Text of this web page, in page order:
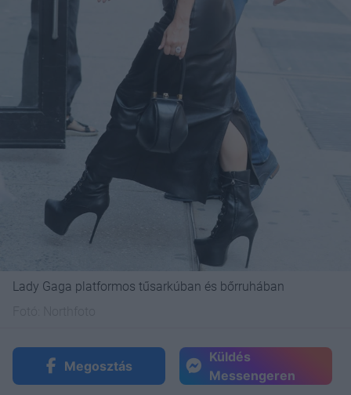
Lady Gaga platformos tűsarkúban és bőrruhában
Megosztás
Küldés
Messengeren